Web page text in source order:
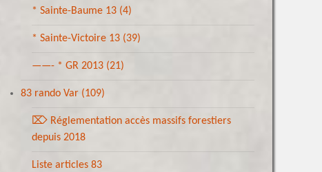
* Sainte-Baume 13 (4)
* Sainte-Victoire 13 (39)
——- * GR 2013 (21)
83 rando Var (109)
⌦ Réglementation accès massifs forestiers
depuis 2018
Liste articles 83